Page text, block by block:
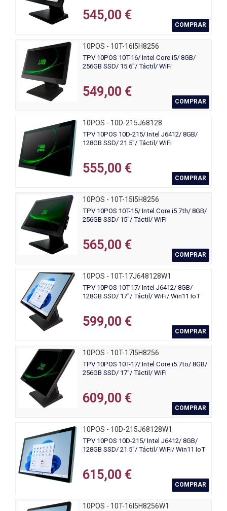
545,00 €
COMPRAR
10POS - 10T-16I5H8256
TPV 10POS 10T-16/ Intel Core i5/ 8GB/
256GB SSD/ 15.6"/ Táctil/ WiFi
549,00 €
COMPRAR
10POS - 10D-215J68128
TPV 10POS 10D-215/ Intel J6412/ 8GB/
128GB SSD/ 21.5"/ Táctil/ WiFi
555,00 €
COMPRAR
10POS - 10T-15I5H8256
TPV 10POS 10T-15/ Intel Core i5 7th/ 8GB/
256GB SSD/ 15"/ Táctil/ WiFi
565,00 €
COMPRAR
10POS - 10T-17J648128W1
TPV 10POS 10T-17/ Intel J6412/ 8GB/
128GB SSD/ 17"/ Táctil/ WiFi/ Win11 IoT
599,00 €
COMPRAR
10POS - 10T-17I5H8256
TPV 10POS 10T-17/ Intel Core i5 7to/ 8GB/
256GB SSD/ 17"/ Táctil/ WiFi
609,00 €
COMPRAR
10POS - 10D-215J68128W1
TPV 10POS 10D-215/ Intel J6412/ 8GB/
128GB SSD/ 21.5"/ Táctil/ WiFi/ Win11 IoT
615,00 €
COMPRAR
10POS - 10T-16I5H8256W1